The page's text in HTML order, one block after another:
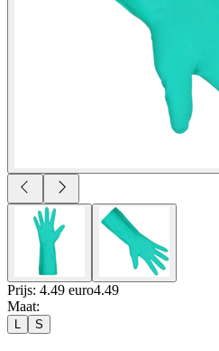
Prijs: 4.49 euro4.49
Maat:
S